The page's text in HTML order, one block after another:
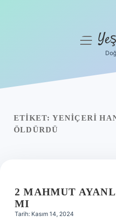
Yasal Uyarı
menüyü
ETIKET: YENIÇERI
ÖLDÜRDÜ
2 MAHMUT
MI
Tarih: Kasım 14, 2024